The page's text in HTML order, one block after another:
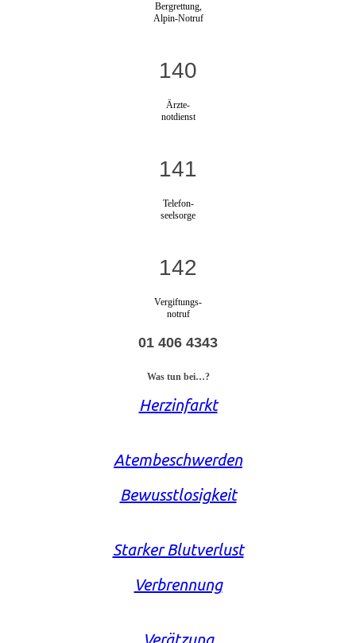
Bergrettung,
Alpin-Notruf
140
Ärzte-
notdienst
141
Telefon-
seelsorge
142
Vergiftungs-
notruf
01 406 4343
Was tun bei…?
Herzinfarkt
Atembeschwerden
Bewusstlosigkeit
Starker Blutverlust
Verbrennung